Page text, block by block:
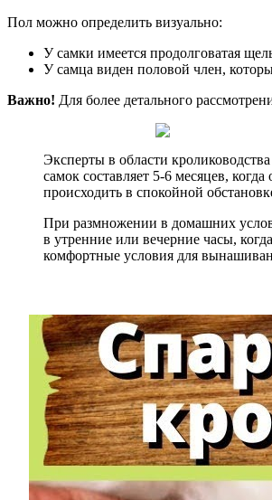
Пол можно определить визуально:
У самки имеется продолговатая
У самца виден половой член,
Важно! Для более детального
Эксперты в области
самок составляет 5-6 месяцев,
происходить в спокойной
При размножении в домашних
в утренние или вечерние часы,
комфортные условия для